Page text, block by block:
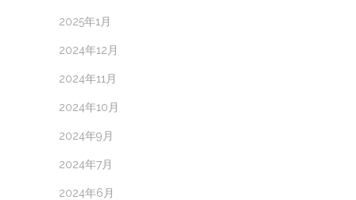
2025年1月
2024年12月
2024年11月
2024年10月
2024年9月
2024年7月
2024年6月